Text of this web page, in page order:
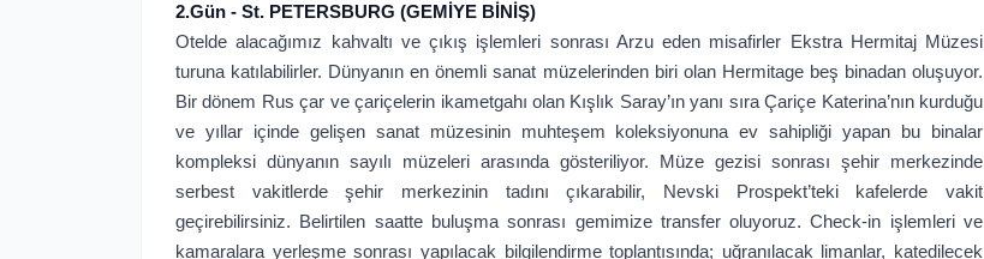
2.Gün - St. PETERSBURG (GEMİYE BİNİŞ)
Otelde alacağımız kahvaltı ve çıkış işlemleri sonrası Arzu eden misafirler Ekstra Hermitaj Müzesi
turuna katılabilirler. Dünyanın en önemli sanat müzelerinden biri olan Hermitage beş binadan oluşuyor.
Bir dönem Rus çar ve çariçelerin ikametgahı olan Kışlık Saray’ın yanı sıra Çariçe Katerina’nın kurduğu
ve yıllar içinde gelişen sanat müzesinin muhteşem koleksiyonuna ev sahipliği yapan bu binalar
kompleksi dünyanın sayılı müzeleri arasında gösteriliyor. Müze gezisi sonrası şehir merkezinde
serbest vakitlerde şehir merkezinin tadını çıkarabilir, Nevski Prospekt’teki kafelerde vakit
geçirebilirsiniz. Belirtilen saatte buluşma sonrası gemimize transfer oluyoruz. Check-in işlemleri ve
kamaralara yerleşme sonrası yapılacak bilgilendirme toplantısında; uğranılacak limanlar, katedilecek